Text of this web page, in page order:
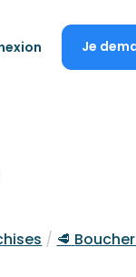
Je
/ 🥩